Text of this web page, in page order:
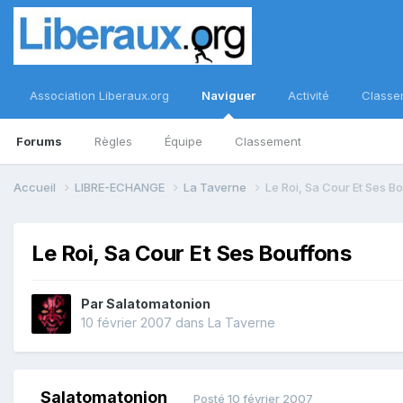
Association Liberaux.org Naviguer
Forums Règles Équipe Classement
Activité
Accueil LIBRE-ECHANGE La Taverne Le Roi, Sa Cour Et Ses
Le Roi, Sa Cour Et Ses Bouffons
ParSalatomatonion
10 février 2007 dans La Taverne
Salatomatonion Posté 10 février 2007